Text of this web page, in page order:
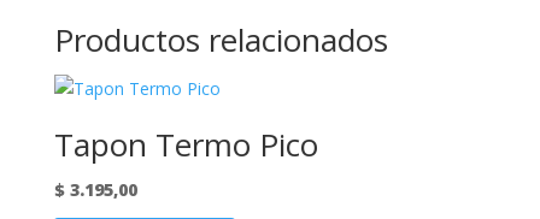
Productos relacionados
Tapon Termo Pico
$3.195,00